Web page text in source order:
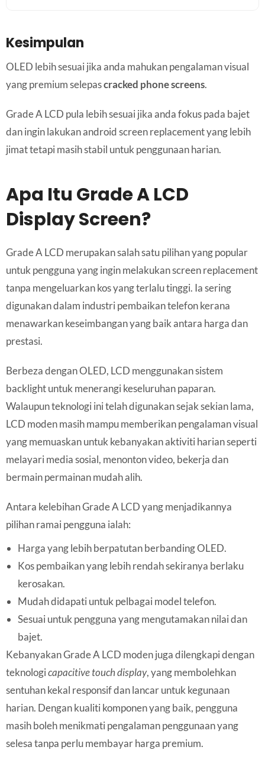
Kesimpulan
OLED lebih sesuai jika anda mahukan pengalaman visual
yang premium selepascracked phone screens.
Grade A LCD pula lebih sesuai jika anda fokus pada bajet
dan ingin lakukan android screen replacement yang lebih
jimat tetapi masih stabil untuk penggunaan harian.
Apa Itu Grade A LCD
Display Screen?
Grade A LCD merupakan salah satu pilihan yang popular
untuk pengguna yang ingin melakukan screen replacement
tanpa mengeluarkan kos yang terlalu tinggi. Ia sering
digunakan dalam industri pembaikan telefon kerana
menawarkan keseimbangan yang baik antara harga dan
prestasi.
Berbeza dengan OLED, LCD menggunakan sistem
backlight untuk menerangi keseluruhan paparan.
Walaupun teknologi ini telah digunakan sejak sekian lama,
LCD moden masih mampu memberikan pengalaman visual
yang memuaskan untuk kebanyakan aktiviti harian seperti
melayari media sosial, menonton video, bekerja dan
bermain permainan mudah alih.
Antara kelebihan Grade A LCD yang menjadikannya
pilihan ramai pengguna ialah:
Harga yang lebih berpatutan berbanding OLED.
Kos pembaikan yang lebih rendah sekiranya berlaku
kerosakan.
Mudah didapati untuk pelbagai model telefon.
Sesuai untuk pengguna yang mengutamakan nilai dan
bajet.
Kebanyakan Grade A LCD moden juga dilengkapi dengan
teknologicapacitive touch display, yang membolehkan
sentuhan kekal responsif dan lancar untuk kegunaan
harian. Dengan kualiti komponen yang baik, pengguna
masih boleh menikmati pengalaman penggunaan yang
selesa tanpa perlu membayar harga premium.